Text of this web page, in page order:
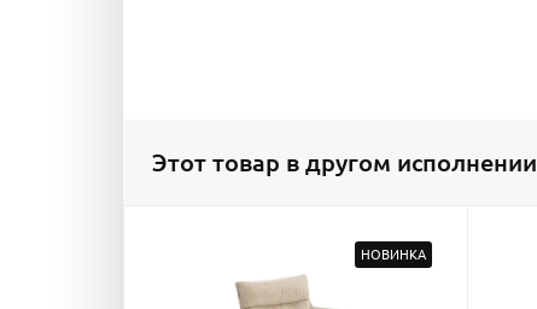
Этот товар в другом исполнении
НОВИНКА